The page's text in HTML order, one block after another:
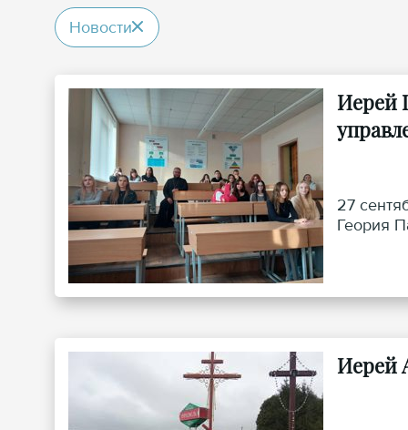
Новости
Иерей
27
Геория
Иерей